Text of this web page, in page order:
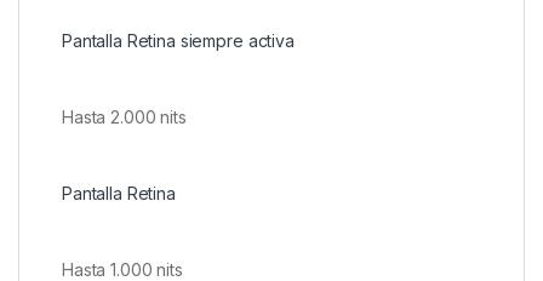
Pantalla Retina siempre activa
Hasta 2.000 nits
Pantalla Retina
Hasta 1.000 nits